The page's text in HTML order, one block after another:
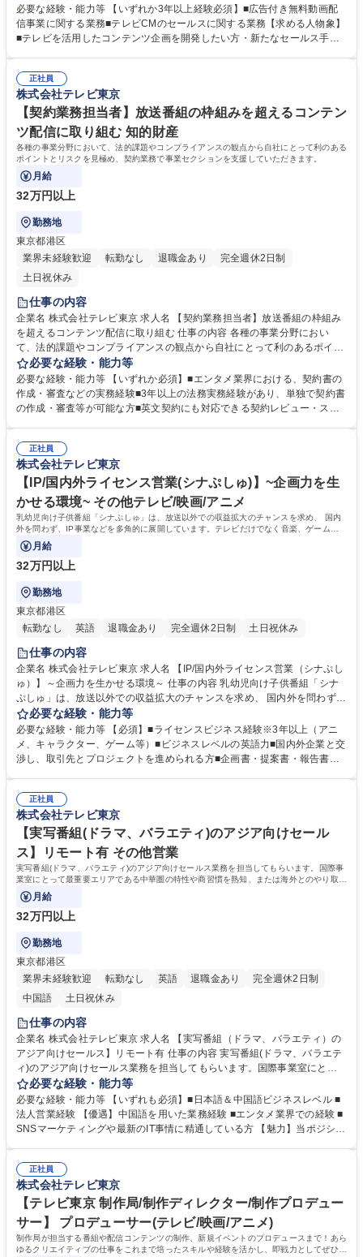
務。および番組連動コンテンツ・配信オリジナルコンテンツ の企画立案と
セールスや社内（コンテンツ戦略・ドラマ / バラエティ制作など）のメン
バーと連携し、独自のコンテンツや配信ならではの新しいセールス手法の
に関連する各種交渉■マーケティングイベントなどに参加し、コンテンツ
企画セールスなどを広告主へ直接セールス 募集職種 【セールス/デジタル
広告事業】2024年4月に立ち上がった新ビジネスセクション
必要な経験・能力等 【いずれか3年以上経験必須】■広告付き無料動画配
信事業に関する業務■テレビCMのセールスに関する業務【求める人物象】
■テレビを活用したコンテンツ企画を開発したい方・新たなセールス手法
きく変わりました。放送だけでなく配信でも反響が大きいコンテンツを作
り、海外販売、グッズ販売、イベント開催、フォーマット販売とビジネス
の多角化が求められています。当社は環境変化、ビジネス拡大に合わせ配
信を中心とした新コンテンツ事業を一緒に企画・制作・ビジネスする人材
を募集します。 学歴・資格 学歴：大学院 大学 語学力： 資格：
正社員
株式会社テレビ東京
【契約業務担当者】放送番組の枠組みを超えるコンテン
ツ配信に取り組む 知的財産
各種の事業分野において、法的課題やコンプライアンスの観点から自社にとって利のある
ポイントとリスクを見極め、契約業務で事業セクションを支援していただきます。
月給
32万円以上
勤務地
東京都港区
業界未経験歓迎
転勤なし 退職金あり
完全週休2日制
土日祝休み
仕事の内容
企業名 株式会社テレビ東京 求人名 【契約業務担当者】放送番組の枠組み
を超えるコンテンツ配信に取り組む 仕事の内容 各種の事業分野におい
て、法的課題やコンプライアンスの観点から自社にとって利のあるポイン
トとリスクを見極め、契約業務で事業セクションを支援していただきま
す。 【詳細】●放送コンテンツ、映画、アニメ、イベントに関する様々な
契約書の作成・審査など●キャラクターグッズや出版物その他の販売・発
売に関する各種の契約書の作成・審査など●投資事業に関する契約書の作
必要な経験・能力等
必要な経験・能力等 【いずれか必須】■エンタメ業界における、契約書の
作成・審査などの実務経験■3年以上の法務実務経験があり、単独で契約書
の作成・審査等が可能な方■英文契約にも対応できる契約レビュー・スキ
できる方■柔軟な発想とコミュニケーションに長けた方 学歴・資格 学歴：
大学院 大学 語学力： 資格：
正社員
株式会社テレビ東京
【IP/国内外ライセンス営業(シナぷしゅ)】~企画力を生
かせる環境~ その他テレビ/映画/アニメ
乳幼児向け子供番組「シナぷしゅ」は、放送以外での収益拡大のチャンスを求め、 国内
外を問わず、IP事業などを多角的に展開しています。テレビだけでなく音楽、ゲーム、
広告、イベント、キャラクターグッズなど
月給
32万円以上
勤務地
東京都港区
転勤なし
英語 退職金あり 完全週休2日制 土日祝休み
仕事の内容
企業名 株式会社テレビ東京 求人名 【IP/国内外ライセンス営業（シナぷし
ゅ）】～企画力を生かせる環境～ 仕事の内容 乳幼児向け子供番組「シナ
ぷしゅ」は、放送以外での収益拡大のチャンスを求め、 国内外を問わず、
IP事業などを多角的に展開しています。テレビだけでなく音楽、ゲーム、
広告、イベント、キャラクターグッズなど 様々なジャンルの経験を活か
し、テレビ局の新しいビジネス構築に挑戦したい方を歓迎します！【詳
細】■自社IPのライセンスアウトによる2次展開を推し進める国内外ライセ
画力を生かせる環境～
必要な経験・能力等
必要な経験・能力等 【必須】■ライセンスビジネス経験※3年以上（アニ
メ、キャラクター、ゲーム等）■ビジネスレベルの英語力■国内外企業と交
渉し、取引先とプロジェクトを進められる方■企画書・提案書・報告書な
る方■テレビ番組をはじめとするエンターテインメントが大好きな方■柔軟
な発想とコミュニケーションに長けた方■コツコツと粘り強く業務に取り
組める方 学歴・資格 学歴：大学院 大学 語学力：英語 資格：
正社員
株式会社テレビ東京
【実写番組(ドラマ、バラエティ)のアジア向けセール
ス】リモート有 その他営業
実写番組(ドラマ、バラエティ)のアジア向けセールス業務を担当してもらいます。国際事
業室にとって最重要エリアである中華圏の特性や商習慣を熟知、または海外とのやり取り
に慣れている方を歓迎します。
月給
32万円以上
勤務地
東京都港区
業界未経験歓迎
転勤なし 英語 退職金あり
完全週休2日制
中国語
土日祝休み
仕事の内容
企業名 株式会社テレビ東京 求人名 【実写番組（ドラマ、バラエティ）の
アジア向けセールス】リモート有 仕事の内容 実写番組(ドラマ、バラエテ
ィ)のアジア向けセールス業務を担当してもらいます。国際事業室にとっ
て最重要エリアである中華圏の特性や商習慣を熟知、または海外とのやり
取りに慣れている方を歓迎します。 【詳細】■中華圏への実写番組(ドラ
マ、バラエティ)完パケセールス、フォーマットセールス、新規開拓のア
シスタントマネージャー業務。 実務経験豊富なチーフマネージャーと連携
重点エリアの中華圏に更に広げるための増員です。 募集職種 【実写番組
（ドラマ、バラエティ）のアジア向けセールス】リモート有
必要な経験・能力等
必要な経験・能力等 【いずれも必須】■日本語＆中国語ビジネスレベル ■
法人営業経験 【優遇】中国語を用いた業務経験 ■エンタメ業界での経験 ■
SNSマーケティングや最新のIT事情に精通している方 【魅力】当ポジショ
が豊富な環境で、国際的なコンテンツビジネスに携わりたい方には最適な
職場です。 学歴・資格 学歴：大学院 大学 語学力：英語 中国語 資格：
正社員
株式会社テレビ東京
【テレビ東京 制作局/制作ディレクター/制作プロデュー
サー】 プロデューサー(テレビ/映画/アニメ)
制作局が担当する番組や配信コンテンツの制作、新規イベントのプロデュースまで！あら
ゆるクリエイティブの仕事をこれまで培ったスキルや経験を活かし、即戦力としてぜひ活